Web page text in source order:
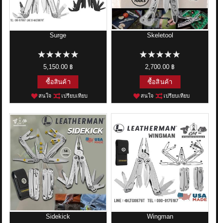
Surge
5,150.00 ฿
ซื้อสินค้า
สนใจ เปรียบเทียบ
Skeletool
2,700.00 ฿
ซื้อสินค้า
สนใจ เปรียบเทียบ
Sidekick Wingman